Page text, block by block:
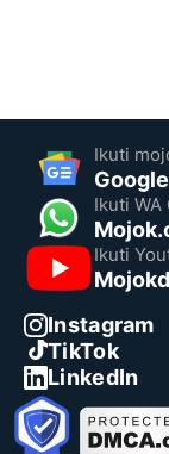
Ikuti
Ikuti WA
Ikuti
Instagram
TikTok
LinkedIn